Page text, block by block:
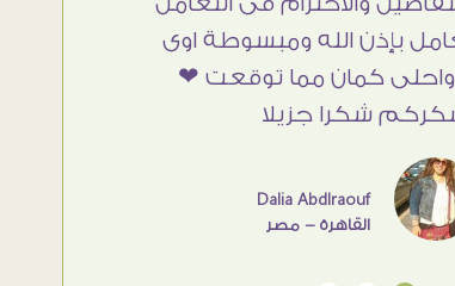
بإذن الله ومبسوطة اوى
واحلى كمان مما توقعت ❤
شكرا جزيلا
Dalia Abdlraouf
القاهرة - مصر